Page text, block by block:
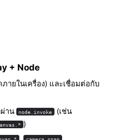
+ Node
ายในเครื่อง) และเชื่อมต่อกับ
าน
node.invoke (เช่น
)